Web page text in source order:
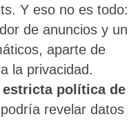
Y eso no es todo:
de anuncios y un
aparte de
la privacidad.
estricta política de
revelar datos